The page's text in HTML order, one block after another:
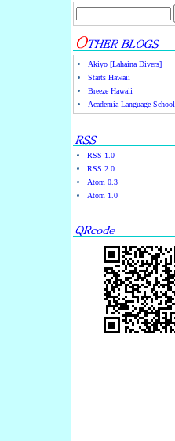
Akiyo [Lahaina Divers]
Starts Hawaii
Breeze Hawaii
Academia Language School
RSS 1.0
RSS 2.0
Atom 0.3
Atom 1.0